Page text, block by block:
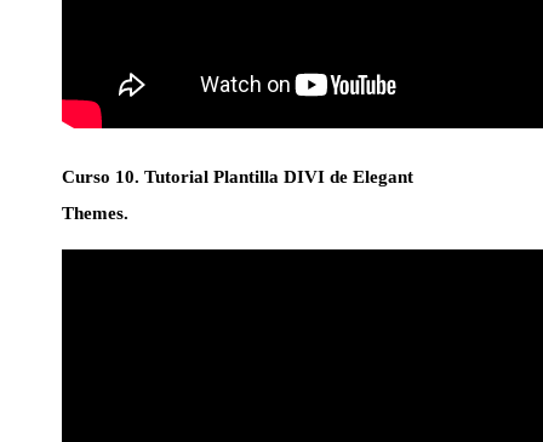
Curso 10. Tutorial Plantilla DIVI de Elegant
Themes.